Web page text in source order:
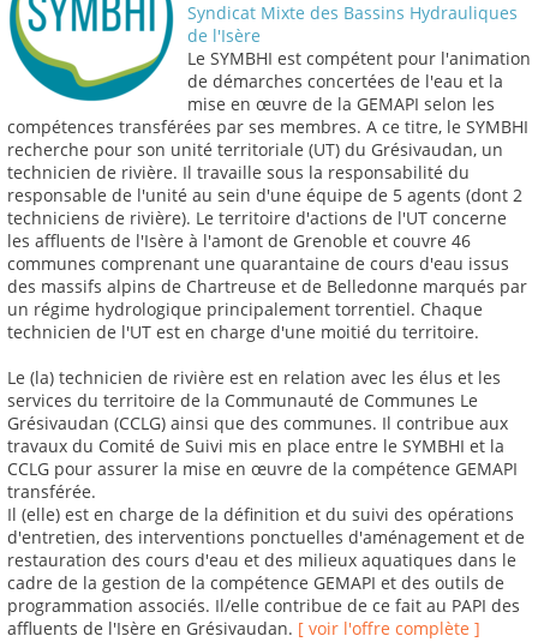
Syndicat Mixte des Bassins Hydrauliques
de l'Isère
Le SYMBHI est compétent pour l'animation
de démarches concertées de l'eau et la
mise en œuvre de la GEMAPI selon les
compétences transférées par ses membres. A ce titre, le SYMBHI
recherche pour son unité territoriale (UT) du Grésivaudan, un
technicien de rivière. Il travaille sous la responsabilité du
responsable de l'unité au sein d'une équipe de 5 agents (dont 2
techniciens de rivière). Le territoire d'actions de l'UT concerne
les affluents de l'Isère à l'amont de Grenoble et couvre 46
communes comprenant une quarantaine de cours d'eau issus
des massifs alpins de Chartreuse et de Belledonne marqués par
un régime hydrologique principalement torrentiel. Chaque
technicien de l'UT est en charge d'une moitié du territoire.
Le (la) technicien de rivière est en relation avec les élus et les
services du territoire de la Communauté de Communes Le
Grésivaudan (CCLG) ainsi que des communes. Il contribue aux
travaux du Comité de Suivi mis en place entre le SYMBHI et la
CCLG pour assurer la mise en œuvre de la compétence GEMAPI
transférée.
Il (elle) est en charge de la définition et du suivi des opérations
d'entretien, des interventions ponctuelles d'aménagement et de
restauration des cours d'eau et des milieux aquatiques dans le
cadre de la gestion de la compétence GEMAPI et des outils de
programmation associés. Il/elle contribue de ce fait au PAPI des
affluents de l'Isère en Grésivaudan. [ voir l'offre complète ]